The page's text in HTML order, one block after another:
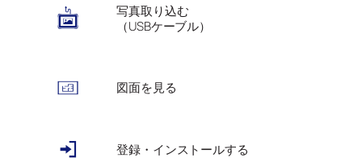
写真取り込む
（USBケーブル）
図面を見る
登録・インストールする